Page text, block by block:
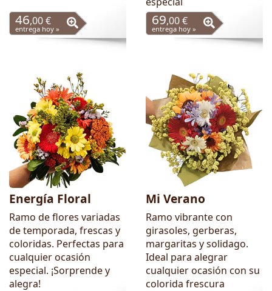
46,00 €
entrega hoy »
69,00 €
entrega hoy »
Energía Floral
Ramo de flores variadas
de temporada, frescas y
coloridas. Perfectas para
cualquier ocasión
especial. ¡Sorprende y
alegra!
Mi Verano
Ramo vibrante con
girasoles, gerberas,
margaritas y solidago.
Ideal para alegrar
cualquier ocasión con su
colorida frescura